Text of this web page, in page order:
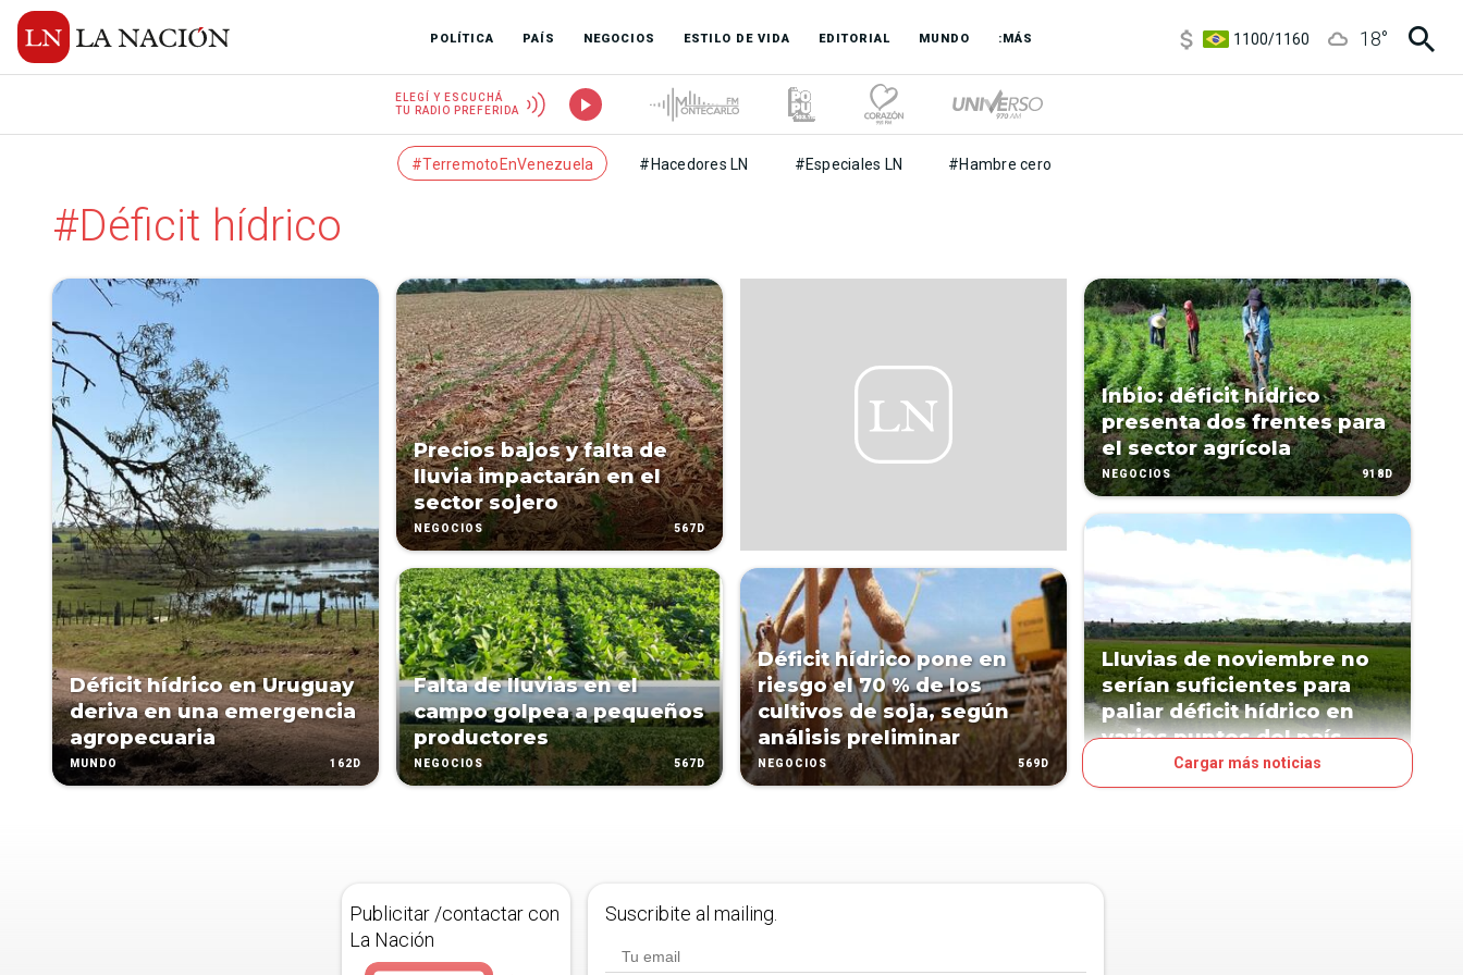
POLÍTICA PAÍS NEGOCIOS ESTILO DE VIDA EDITORIAL MUNDO :MÁS
1100/1160
18°
ELEGÍ Y ESCUCHÁ
TU RADIO PREFERIDA
#TerremotoEnVenezuela #Hacedores LN #Especiales LN #Hambre cero
#Déficit hídrico
Déficit hídrico en Uruguay
deriva en una emergencia
agropecuaria
MUNDO 162D
Precios bajos y falta de
lluvia impactarán en el
sector sojero
NEGOCIOS 567D
Falta de lluvias en el
campo golpea a pequeños
productores
NEGOCIOS 567D
Déficit hídrico pone en
riesgo el 70 % de los
cultivos de soja, según
análisis preliminar
NEGOCIOS 569D
Inbio: déficit hídrico
presenta dos frentes para
el sector agrícola
NEGOCIOS 918D
Lluvias de noviembre no
serían suficientes para
paliar déficit hídrico en
varios puntos del país
Cargar más noticias
Publicitar /contactar con
La Nación
Suscribite al mailing.